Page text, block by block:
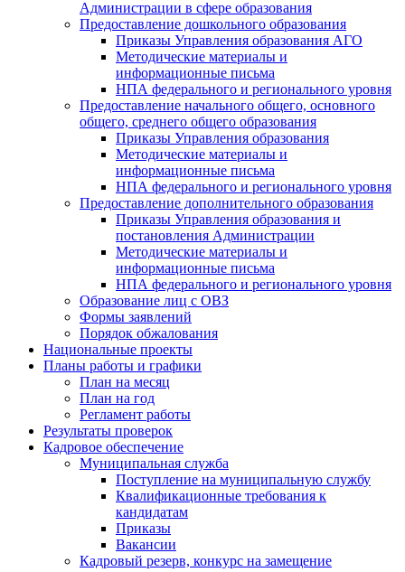
Администрации в сфере образования
Предоставление дошкольного образования
Приказы Управления образования АГО
Методические материалы и
информационные письма
НПА федерального и регионального уровня
Предоставление начального общего, основного
общего, среднего общего образования
Приказы Управления образования
Методические материалы и
информационные письма
НПА федерального и регионального уровня
Предоставление дополнительного образования
Приказы Управления образования и
постановления Администрации
Методические материалы и
информационные письма
НПА федерального и регионального уровня
Образование лиц с ОВЗ
Формы заявлений
Порядок обжалования
Национальные проекты
Планы работы и графики
План на месяц
План на год
Регламент работы
Результаты проверок
Кадровое обеспечение
Муниципальная служба
Поступление на муниципальную службу
Квалификационные требования к
кандидатам
Приказы
Вакансии
Кадровый резерв, конкурс на замещение